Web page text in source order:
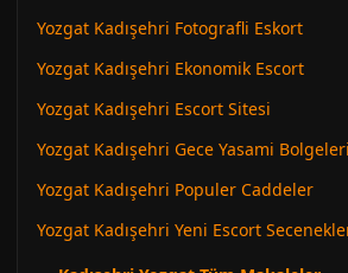
Yozgat Kadışehri Fotografli Eskort
Yozgat Kadışehri Ekonomik Escort
Yozgat Kadışehri Escort Sitesi
Yozgat Kadışehri Gece Yasami Bolgeleri
Yozgat Kadışehri Populer Caddeler
Yozgat Kadışehri Yeni Escort